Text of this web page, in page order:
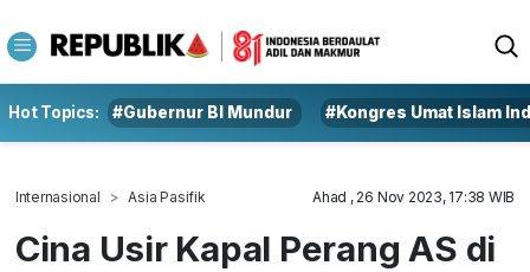
Hot Topics: #Gubernur BI Mundur #Kongres Umat Islam
Internasional Asia Pasifik Ahad , 26 Nov 2023, 17:38 WIB
Cina Usir Kapal Perang AS di